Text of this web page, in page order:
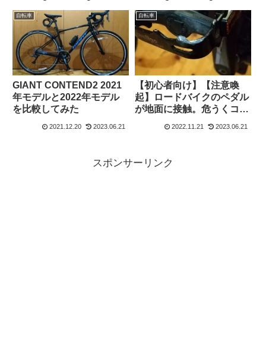
自転車
GIANT CONTEND2 2021
年モデルと2022年モデル
を比較してみた
2021.12.20 2023.06.21
自転車
【初心者向け】【注意喚
起】ロードバイクのペダル
が地面に接触。危うくコケ
2022.11.21 2023.06.21
スポンサーリンク